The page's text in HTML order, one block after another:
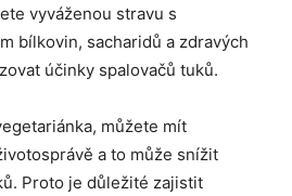
vyváženou stravu s
bílkovin, sacharidů a zdravých
účinky spalovačů tuků.
můžete mít
a to může snížit
Proto je důležité zajistit